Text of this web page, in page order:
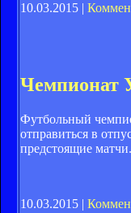
10.03.2015 |
Чемпионат
Футбольный
отправиться в
предстоящие матчи.
10.03.2015 |